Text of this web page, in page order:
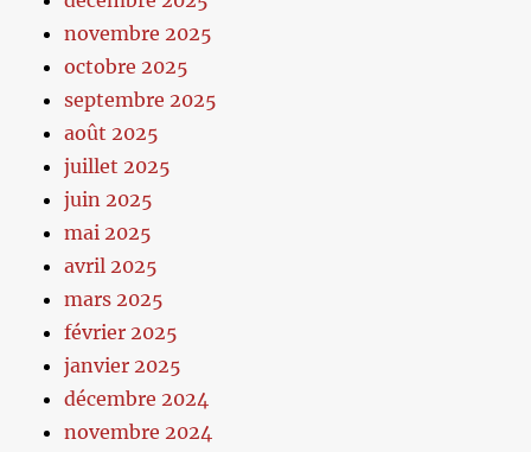
novembre 2025
octobre 2025
septembre 2025
août 2025
juillet 2025
juin 2025
mai 2025
avril 2025
mars 2025
février 2025
janvier 2025
décembre 2024
novembre 2024